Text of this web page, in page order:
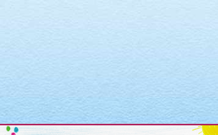
: Attempt to read property "post_type" on null in
/home/clients/3a3c8cae3088c621098b274e6da68c7c/sites/
includes/link-template.php
4190